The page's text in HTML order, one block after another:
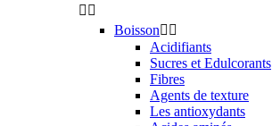
 
Boisson 
Acidifiants
Sucres et Edulcorants
Fibres
Agents de texture
Les antioxydants